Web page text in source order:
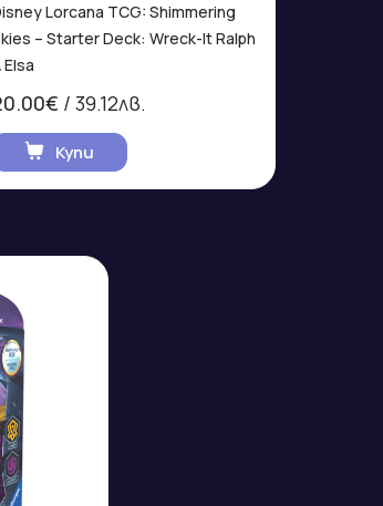
Lorcana TCG: Shimmering
– Starter Deck: Wreck-It Ralph
Elsa
/ 39.12лв.
Купи